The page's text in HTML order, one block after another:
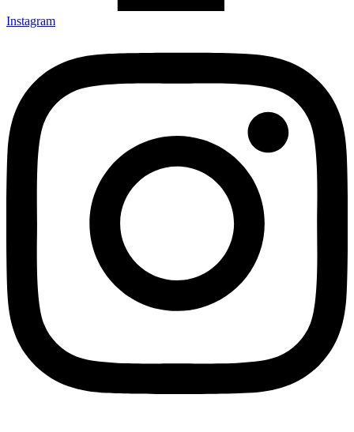
Instagram